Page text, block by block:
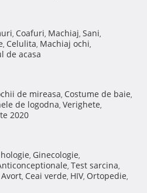
, Coafuri, Machiaj, Sani,
, Celulita, Machiaj ochi,
de acasa
de mireasa, Costume de baie,
de logodna, Verighete,
2020
, Ginecologie,
, Test sarcina,
Avort, Ceai verde, HIV, Ortopedie,